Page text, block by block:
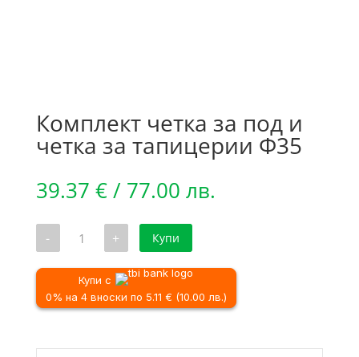
Комплект четка за под и
четка за тапицерии Ф35
39.37 €/ 77.00 лв.
- количество
Комплект
четка
под
и
тапицерии
+ Купи
Купи с
0% на 4 вноски по 5.11 € (10.00 лв.)